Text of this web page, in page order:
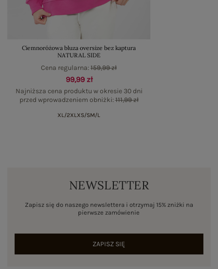
Ciemnoróżowa bluza oversize bez kaptura
NATURAL SIDE
99,99 zł
Najniższa cena produktu w okresie 30 dni
przed wprowadzeniem obniżki:111,99 zł
Cena regularna:159,99 zł
XL/2XL XS/SM/L
NEWSLETTER
Zapisz się do naszego newslettera i otrzymaj 15% zniżki na
pierwsze zamówienie
ZAPISZ SIĘ